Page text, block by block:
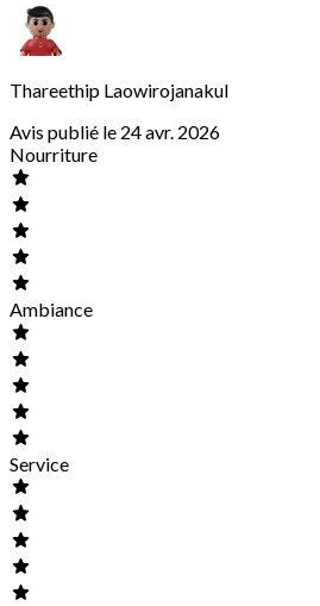
Thareethip Laowirojanakul
Avis publié le 24 avr. 2026
Nourriture
Ambiance
Service